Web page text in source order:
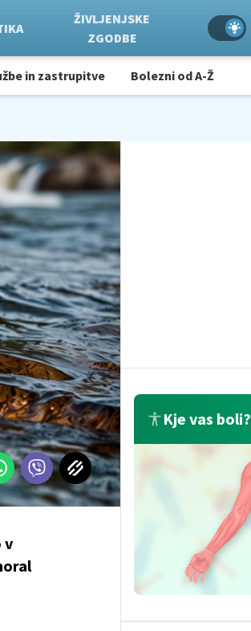
ŽIVLJENJSKE
ZGODBE
in zastrupitve Bolezni od A-Ž
v
Kje vas boli?